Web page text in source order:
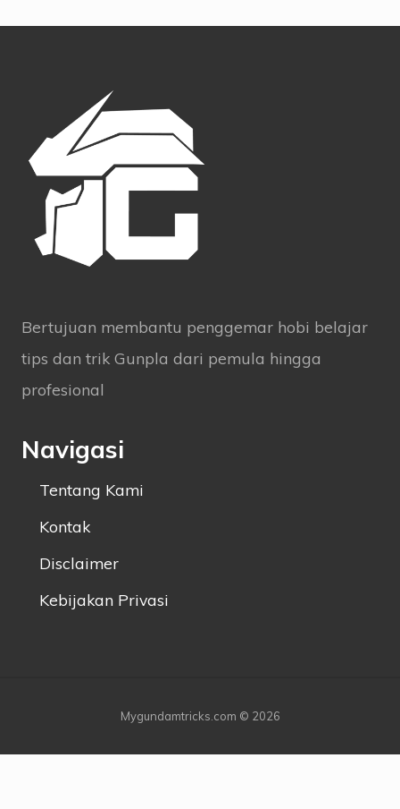
Bertujuan membantu penggemar hobi belajar
tips dan trik Gunpla dari pemula hingga
profesional
Navigasi
Tentang Kami
Kontak
Disclaimer
Kebijakan Privasi
Mygundamtricks.com © 2026